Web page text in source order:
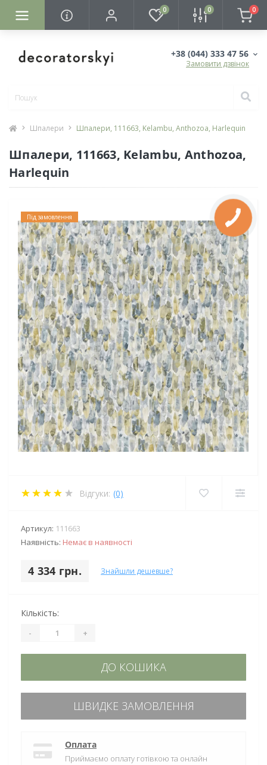
0 0 0
+38 (044) 333 47 56
Замовити дзвінок
Шпалери Шпалери, 111663, Kelambu, Anthozoa, Harlequin
Шпалери, 111663, Kelambu, Anthozoa,
Harlequin
Під замовлення
Відгуки: (0)
Артикул: 111663
Наявність: Немає в наявності
4 334 грн. Знайшли дешевше?
Кількість:
- +
ДО КОШИКА
ШВИДКЕ ЗАМОВЛЕННЯ
Оплата
Приймаємо оплату готівкою та онлайн